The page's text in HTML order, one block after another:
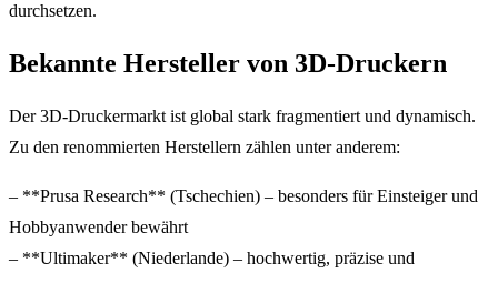
durchsetzen.
Bekannte Hersteller von 3D-Druckern
Der 3D-Druckermarkt ist global stark fragmentiert und dynamisch.
Zu den renommierten Herstellern zählen unter anderem:
– **Prusa Research** (Tschechien) – besonders für Einsteiger und
Hobbyanwender bewährt
– **Ultimaker** (Niederlande) – hochwertig, präzise und